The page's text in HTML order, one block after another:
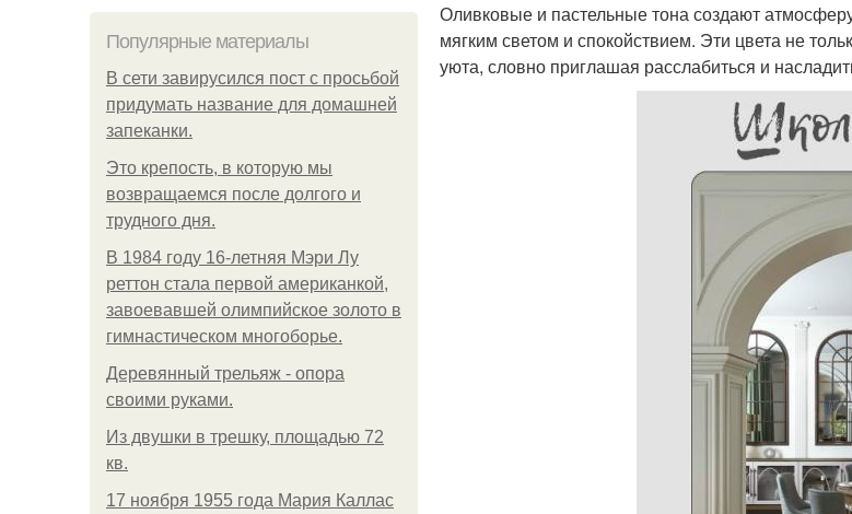
Популярные материалы
В сети завирусился пост с просьбой
придумать название для домашней
запеканки.
Это крепость, в которую мы
возвращаемся после долгого и
трудного дня.
В 1984 году 16-летняя Мэри Лу
реттон стала первой американкой,
завоевавшей олимпийское золото в
гимнастическом многоборье.
Деревянный трельяж - опора
своими руками.
Из двушки в трешку, площадью 72
кв.
17 ноября 1955 года Мария Каллас
Оливковые и пастельные тона создают
мягким светом и спокойствием. Эти цвета не
уюта, словно приглашая расслабиться и